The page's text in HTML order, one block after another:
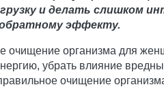
и делать слишком
эффекту.
очищение организма для
убрать влияние
очищение